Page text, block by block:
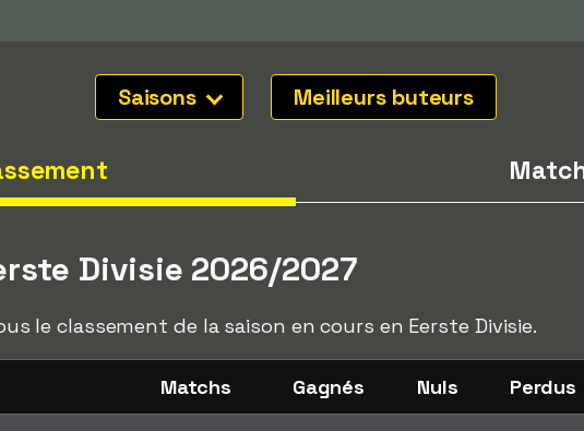
Saisons Meilleurs buteurs
Divisie 2026/2027
le classement de la saison en cours en Eerste Divisie.
Matchs Gagnés Nuls Perdus